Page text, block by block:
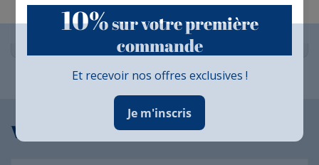
Publié le 20/07/2024 à 20:43(Date de commande : 07/07/2024)
Très bien, déjà mis en place
Vous aimerez aussi...
10%sur votre première
commande
Et recevoir nos offres exclusives !
Je m'inscris